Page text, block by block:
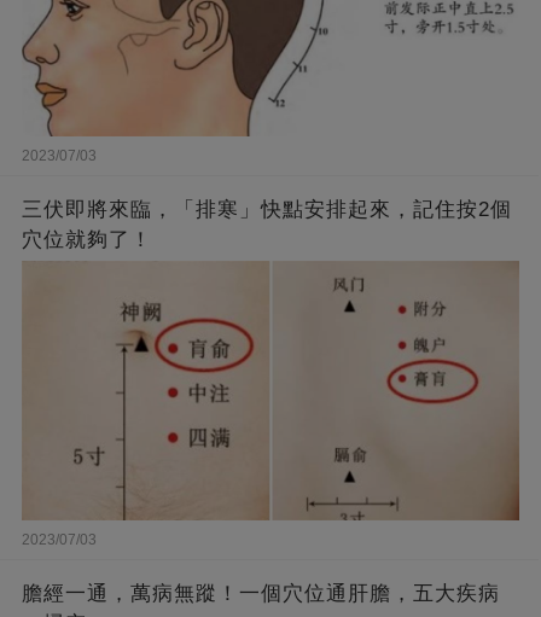
2023/07/03
三伏即將來臨，「排寒」快點安排起來，記住按2個
穴位就夠了！
2023/07/03
膽經一通，萬病無蹤！一個穴位通肝膽，五大疾病